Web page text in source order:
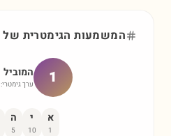
המשמעות הגימטרית של
1 המוביל
ערך גימטרי:
א
1
י
10
ה
5